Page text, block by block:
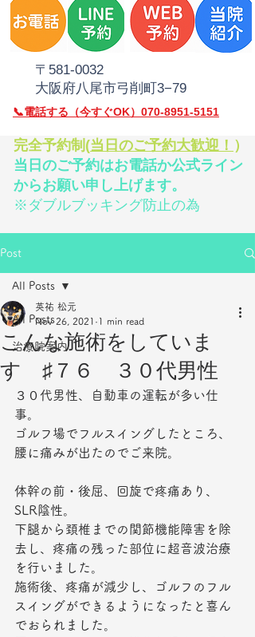
​〒581‐0032
大阪府八尾市弓削町3−79
​📞電話する（今すぐOK）070-8951-5151
​完全予約制(当日のご予約大歓迎！ ）
当日のご予約はお電話か公式ライン
からお願い申し上げます。
※ダブルブッキング防止の為
Post
All Posts
治療院案内
All Posts
こんな施術をしていま
す ♯７６ ３０代男性
英祐 松元
Nov 26, 2021
1 min read
３０代男性、自動車の運転が多い仕
事。
ゴルフ場でフルスイングしたところ、
腰に痛みが出たのでご来院。
体幹の前・後屈、回旋で疼痛あり、
SLR陰性。
下腿から頚椎までの関節機能障害を除
去し、疼痛の残った部位に超音波治療
を行いました。
施術後、疼痛が減少し、ゴルフのフル
スイングができるようになったと喜ん
でおられました。